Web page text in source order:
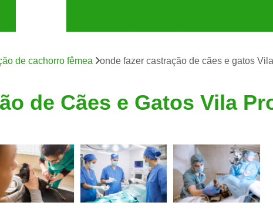
Clínica Veterinária Especializada em Cães
Clínica Veterinária Santo André
Consulta de
Consulta Médica
Consulta Médica Veterinária para
Consulta para
de cachorro fêmea onde fazer castração de cães e gatos
de Cães e Gatos Vila